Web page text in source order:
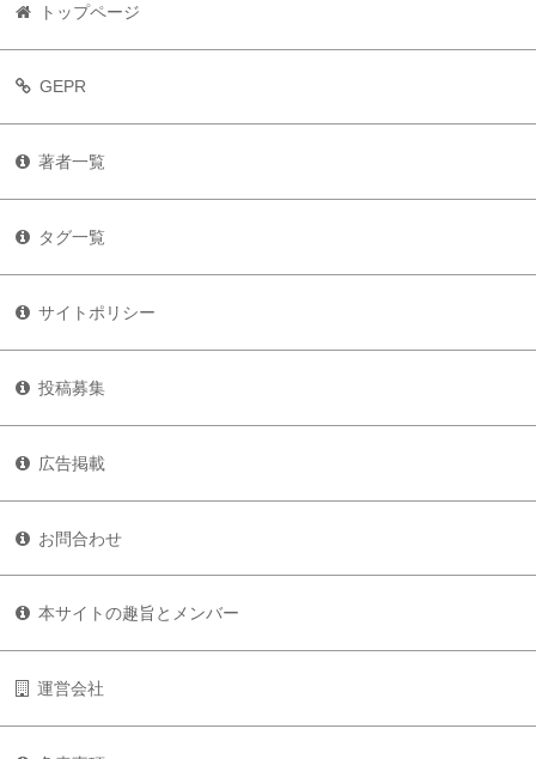
トップページ
GEPR
著者一覧
タグ一覧
サイトポリシー
投稿募集
広告掲載
お問合わせ
本サイトの趣旨とメンバー
運営会社